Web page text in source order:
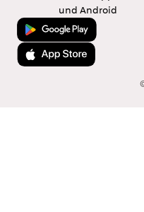
und Android
Jetzt bei Google Play
Laden im App Store